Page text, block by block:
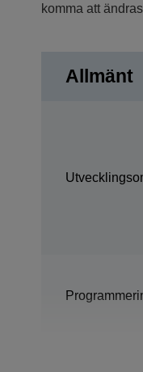
komma att
Allmänt